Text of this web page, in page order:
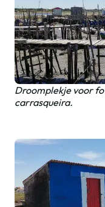
Droomplekje voor
carrasqueira.